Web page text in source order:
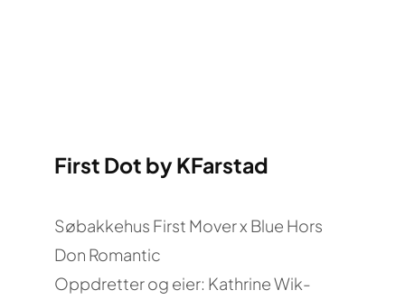
First Dot by KFarstad
Søbakkehus First Mover x Blue Hors
Don Romantic
Oppdretter og eier: Kathrine Wik-